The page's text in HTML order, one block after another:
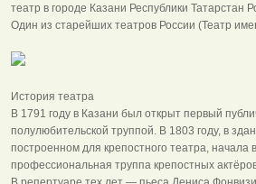
театр в городе Казани Республики Татарстан
Один из старейших театров России
История театра
В 1791 году в Казани был открыт первый
полулюбительской труппой. В 1803 году, в
построенном для крепостного театра, начала
профессиональная труппа крепостных